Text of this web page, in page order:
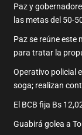
Paz y
las metas del 50-
Paz se reúne este
para tratar la
Operativo policial
soga; realizan
El BCB fija Bs
Guabirá golea a